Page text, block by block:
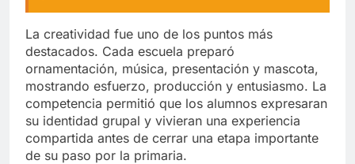
La creatividad fue uno de los puntos más
destacados. Cada escuela preparó
ornamentación, música, presentación y mascota,
mostrando esfuerzo, producción y entusiasmo. La
competencia permitió que los alumnos expresaran
su identidad grupal y vivieran una experiencia
compartida antes de cerrar una etapa importante
de su paso por la primaria.